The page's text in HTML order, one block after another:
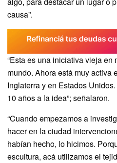
causa”.
“Esta es una iniciativa vieja en
mundo. Ahora está muy activa
Inglaterra y en Estados
10 años a la idea”; señalaron.
“Cuando empezamos a
hacer en la ciudad
habían hecho, lo hicimos.
escultura, acá utilizamos el